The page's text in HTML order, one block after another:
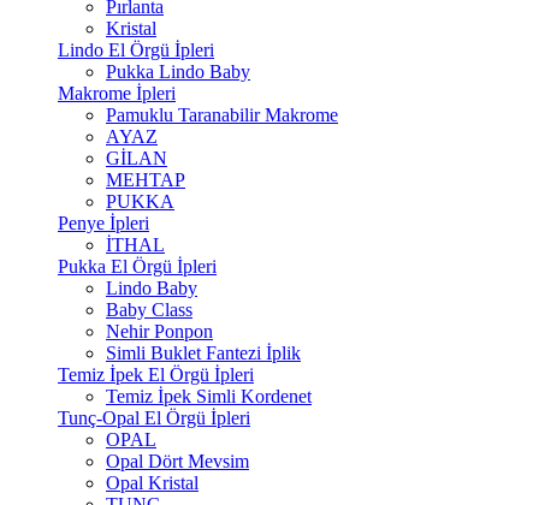
Pırlanta
Kristal
Lindo El Örgü İpleri
Pukka Lindo Baby
Makrome İpleri
Pamuklu Taranabilir Makrome
AYAZ
GİLAN
MEHTAP
PUKKA
Penye İpleri
İTHAL
Pukka El Örgü İpleri
Lindo Baby
Baby Class
Nehir Ponpon
Simli Buklet Fantezi İplik
Temiz İpek El Örgü İpleri
Temiz İpek Simli Kordenet
Tunç-Opal El Örgü İpleri
OPAL
Opal Dört Mevsim
Opal Kristal